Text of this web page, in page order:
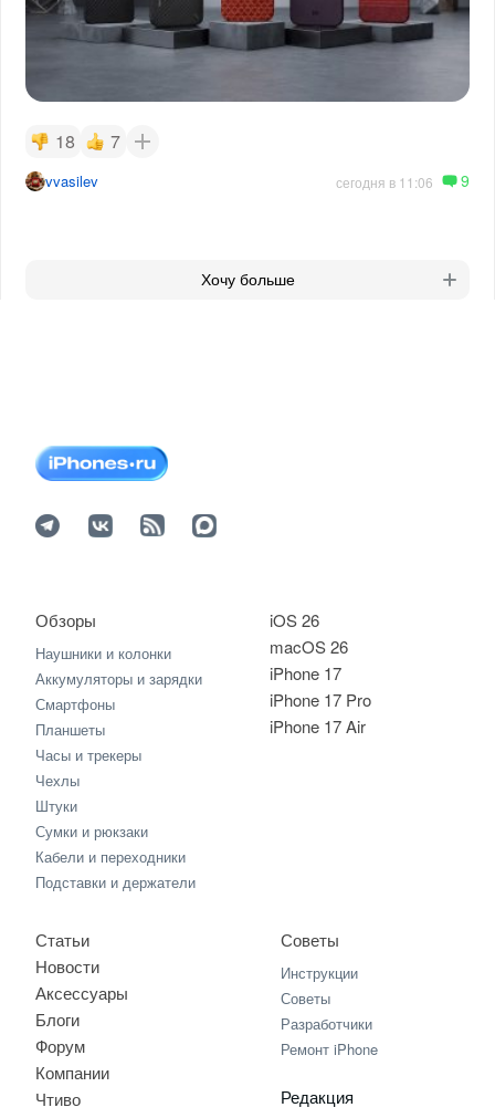
18 7
vvasilev сегодня в 11:06 9
Хочу больше
iOS 26
macOS 26
iPhone 17
iPhone 17 Pro
iPhone 17 Air
Обзоры
Наушники и колонки
Аккумуляторы и зарядки
Смартфоны
Планшеты
Часы и трекеры
Чехлы
Штуки
Сумки и рюкзаки
Кабели и переходники
Подставки и держатели
Статьи
Новости
Аксессуары
Блоги
Форум
Компании
Чтиво
Советы
Инструкции
Советы
Разработчики
Ремонт iPhone
Редакция